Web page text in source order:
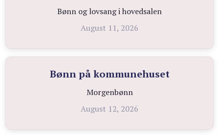
Bønn og lovsang i hovedsalen
August 11, 2026
Bønn på kommunehuset
Morgenbønn
August 12, 2026